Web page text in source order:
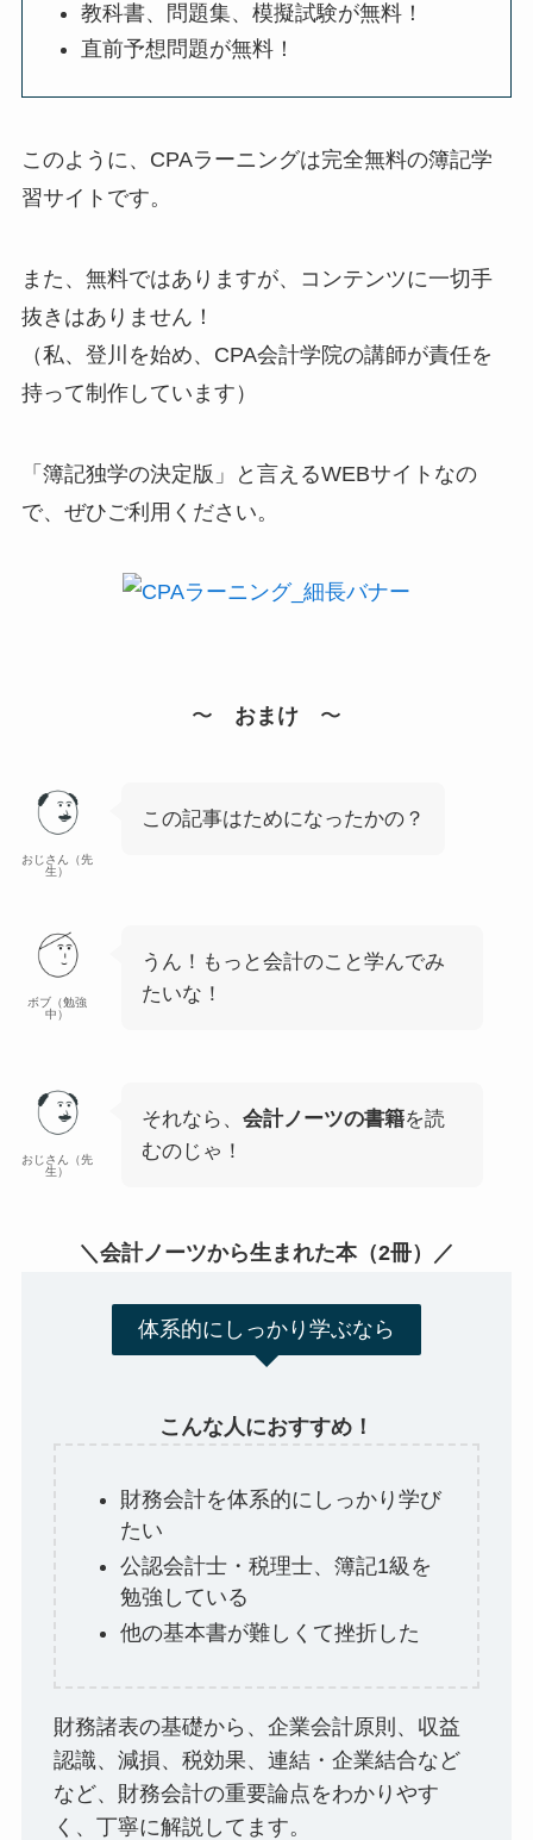
教科書、問題集、模擬試験が無料！
直前予想問題が無料！
このように、CPAラーニングは完全無料の簿記学
習サイト です。
また、無料ではありますが、
コンテンツに一切手
抜きはありません！
（私、登川を始め、CPA会計学院の講師が責任を
持って制作しています）
「簿記独学の決定版」
と言えるWEBサイトなの
で、ぜひご利用ください。
〜 おまけ 〜
おじさん（先
生）
この記事はためになったかの？
ボブ（勉強
中）
うん！もっと会計のこと学んでみ
たいな！
おじさん（先
生）
それなら、 会計ノーツの書籍を読
むのじゃ！
＼会計ノーツから生まれた本（2冊）／
体系的にしっかり学ぶなら
こんな人におすすめ！
財務会計を体系的にしっかり学び
たい
公認会計士・税理士、簿記1級を
勉強している
他の基本書が難しくて挫折した
財務諸表の基礎から、企業会計原則、収益
認識、減損、税効果、連結・企業結合など
など、財務会計の重要論点をわかりやす
く、丁寧に解説してます。